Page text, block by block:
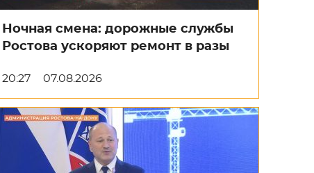
Ночная смена: дорожные службы
Ростова ускоряют ремонт в разы
20:27 07.08.2026